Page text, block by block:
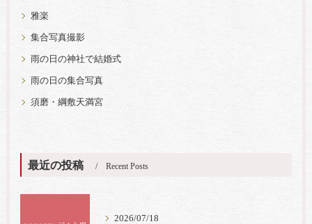
雅楽
集合写真撮影
雨の日の神社で結婚式
雨の日の集合写真
須磨・綱敷天満宮
最近の投稿 Recent Posts
2026/07/18